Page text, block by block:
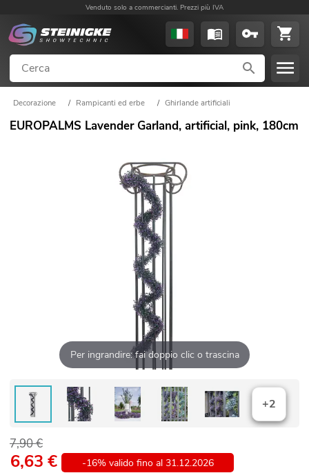
Venduto solo a commercianti. Prezzi più IVA
Decorazione / Rampicanti ed erbe / Ghirlande artificiali
EUROPALMS Lavender Garland, artificial, pink, 180cm
Per ingrandire: fai doppio clic o trascina
+2
7,90 €
6,63 € -16% valido fino al 31.12.2026